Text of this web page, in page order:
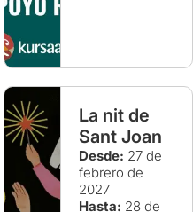
La nit de
Sant Joan
Desde: 27 de
febrero de
2027
Hasta: 28 de